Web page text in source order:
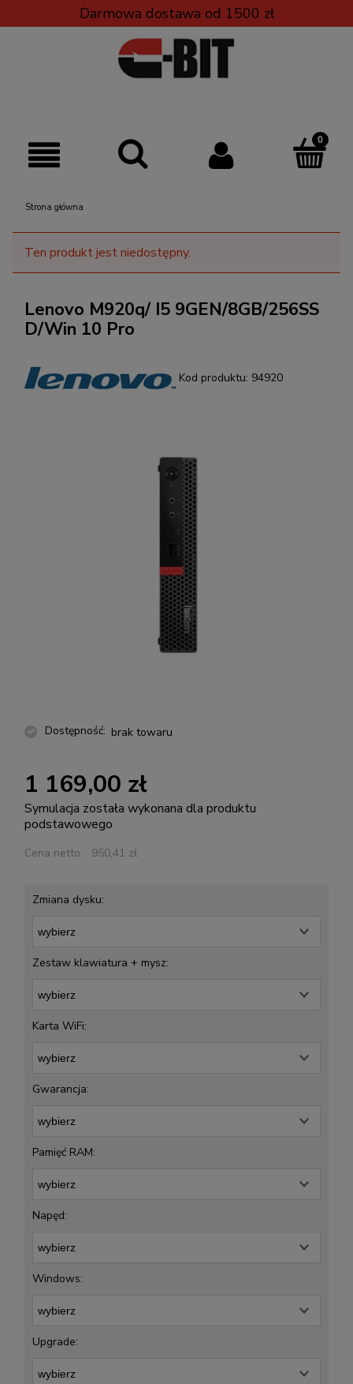
Darmowa dostawa od 1500 zł
Strona główna
Ten produkt jest niedostępny.
Lenovo M920q/ I5 9GEN/8GB/256SS
D/Win 10 Pro
Kod produktu: 94920
Dostępność: brak towaru
1 169,00 zł
Symulacja została wykonana dla produktu
podstawowego
Cena netto: 950,41 zł
Zmiana dysku:
Zestaw klawiatura + mysz:
Karta WiFi:
Gwarancja:
Pamięć RAM:
Napęd:
Windows:
Upgrade: